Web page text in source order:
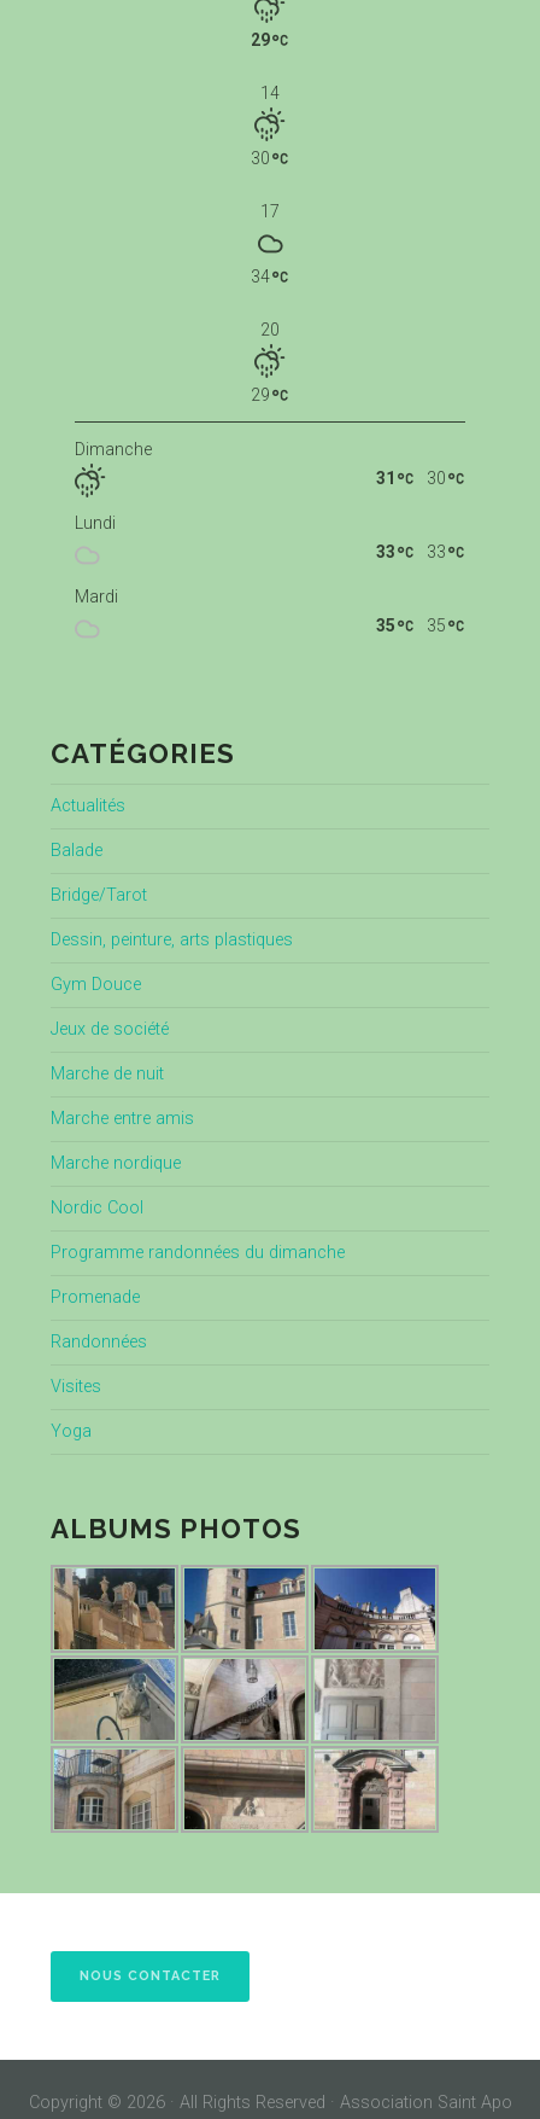
29
14
30
17
34
20
29
Dimanche
30
31
Lundi
33
33
Mardi
35
35
CATÉGORIES
Actualités
Balade
Bridge/Tarot
Dessin, peinture, arts plastiques
Gym Douce
Jeux de société
Marche de nuit
Marche entre amis
Marche nordique
Nordic Cool
Programme randonnées du dimanche
Promenade
Randonnées
Visites
Yoga
ALBUMS PHOTOS
NOUS CONTACTER
Copyright © 2026 · All Rights Reserved · Association Saint Apo